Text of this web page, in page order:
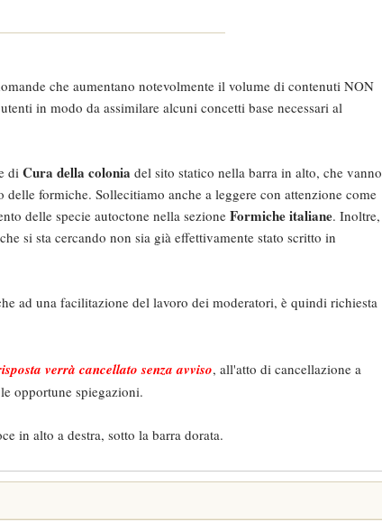
che aumentano notevolmente il volume di contenuti NON
in modo da assimilare alcuni concetti base necessari al
di Cura della colonia del sito statico nella barra in alto, che vanno
formiche. Sollecitiamo anche a leggere con attenzione come
delle specie autoctone nella sezioneFormiche italiane. Inoltre,
si sta cercando non sia già effettivamente stato scritto in
ad una facilitazione del lavoro dei moderatori, è quindi richiesta
verrà cancellato senza avviso, all'atto di cancellazione a
opportune spiegazioni.
in alto a destra, sotto la barra dorata.